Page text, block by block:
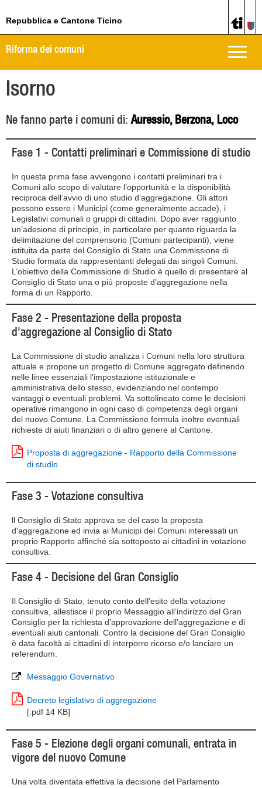
Repubblica e Cantone Ticino
Toggle
Riforma dei comuni
Isorno
Ne fanno parte i comuni di:Auressio, Berzona, Loco
Fase 1 - Contatti preliminari e Commissione di studio
In questa prima fase avvengono i contatti preliminari tra i
Comuni allo scopo di valutare l’opportunità e la disponibilità
reciproca dell’avvio di uno studio d’aggregazione. Gli attori
possono essere i Municipi (come generalmente accade), i
Legislativi comunali o gruppi di cittadini. Dopo aver raggiunto
un’adesione di principio, in particolare per quanto riguarda la
delimitazione del comprensorio (Comuni partecipanti), viene
istituita da parte del Consiglio di Stato una Commissione di
Studio formata da rappresentanti delegati dai singoli Comuni.
L’obiettivo della Commissione di Studio è quello di presentare al
Consiglio di Stato una o più proposte d’aggregazione nella
forma di un Rapporto.
Fase 2 - Presentazione della proposta
d'aggregazione al Consiglio di Stato
La Commissione di studio analizza i Comuni nella loro struttura
attuale e propone un progetto di Comune aggregato definendo
nelle linee essenziali l’impostazione istituzionale e
amministrativa dello stesso, evidenziando nel contempo
vantaggi o eventuali problemi. Va sottolineato come le decisioni
operative rimangono in ogni caso di competenza degli organi
del nuovo Comune. La Commissione formula inoltre eventuali
richieste di aiuti finanziari o di altro genere al Cantone.
Proposta di aggregazione - Rapporto della Commissione
di studio
Fase 3 - Votazione consultiva
ll Consiglio di Stato approva se del caso la proposta
d'aggregazione ed invia ai Municipi dei Comuni interessati un
proprio Rapporto affinché sia sottoposto ai cittadini in votazione
consultiva.
Fase 4 - Decisione del Gran Consiglio
Il Consiglio di Stato, tenuto conto dell’esito della votazione
consultiva, allestisce il proprio Messaggio all’indirizzo del Gran
Consiglio per la richiesta d’approvazione dell’aggregazione e di
eventuali aiuti cantonali. Contro la decisione del Gran Consiglio
è data facoltà ai cittadini di interporre ricorso e/o lanciare un
referendum.
Messaggio Governativo
Decreto legislativo di aggregazione
[.pdf 14 KB]
Fase 5 - Elezione degli organi comunali, entrata in
vigore del nuovo Comune
Una volta diventata effettiva la decisione del Parlamento